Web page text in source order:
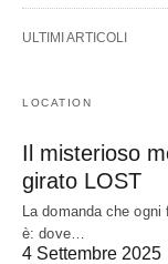
ULTIMI ARTICOLI
LOCATION
Il misterioso
girato LOST
La domanda che
è: dove…
4 Settembre 2025